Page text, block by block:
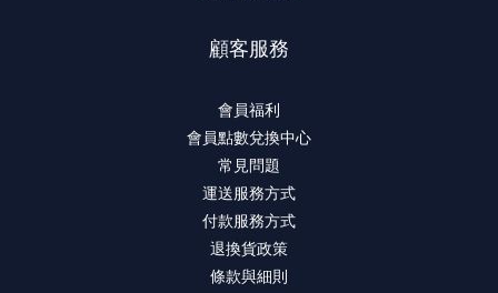
顧客服務
會員福利
會員點數兌換中心
常見問題
運送服務方式
付款服務方式
退換貨政策
條款與細則